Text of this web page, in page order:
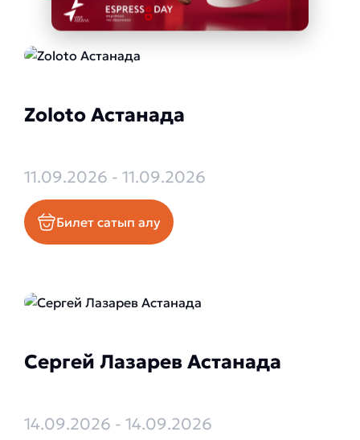
Zoloto Астанада
11.09.2026 - 11.09.2026
Билет сатып алу
Сергей Лазарев Астанада
14.09.2026 - 14.09.2026